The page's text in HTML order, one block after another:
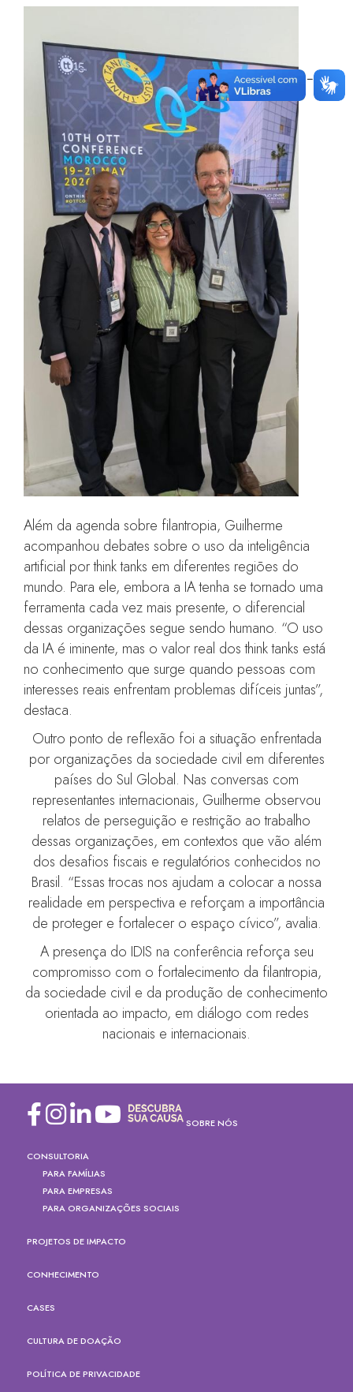
Além da agenda sobre filantropia, Guilherme
acompanhou debates sobre o uso da inteligência
artificial por think tanks em diferentes regiões do
mundo. Para ele, embora a IA tenha se tornado uma
ferramenta cada vez mais presente, o diferencial
dessas organizações segue sendo humano. “O uso
da IA é iminente, mas o valor real dos think tanks está
no conhecimento que surge quando pessoas com
interesses reais enfrentam problemas difíceis juntas”,
destaca.
Outro ponto de reflexão foi a situação enfrentada
por organizações da sociedade civil em diferentes
países do Sul Global. Nas conversas com
representantes internacionais, Guilherme observou
relatos de perseguição e restrição ao trabalho
dessas organizações, em contextos que vão além
dos desafios fiscais e regulatórios conhecidos no
Brasil. “Essas trocas nos ajudam a colocar a nossa
realidade em perspectiva e reforçam a importância
de proteger e fortalecer o espaço cívico”, avalia.
A presença do IDIS na conferência reforça seu
compromisso com o fortalecimento da filantropia,
da sociedade civil e da produção de conhecimento
orientada ao impacto, em diálogo com redes
nacionais e internacionais.
SOBRE NÓS
CONSULTORIA
PARA FAMÍLIAS
PARA EMPRESAS
PARA ORGANIZAÇÕES SOCIAIS
PROJETOS DE IMPACTO
CONHECIMENTO
CASES
CULTURA DE DOAÇÃO
POLÍTICA DE PRIVACIDADE